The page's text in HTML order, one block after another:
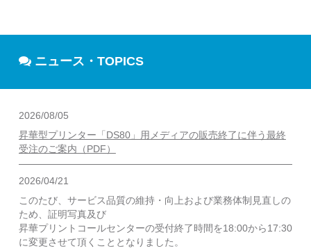
ニュース・TOPICS
2026/08/05
昇華型プリンター「DS80」用メディアの販売終了に伴う最終
受注のご案内（PDF）
2026/04/21
このたび、サービス品質の維持・向上および業務体制見直しの
ため、証明写真及び
昇華プリントコールセンターの受付終了時間を18:00から17:30
に変更させて頂くこととなりました。